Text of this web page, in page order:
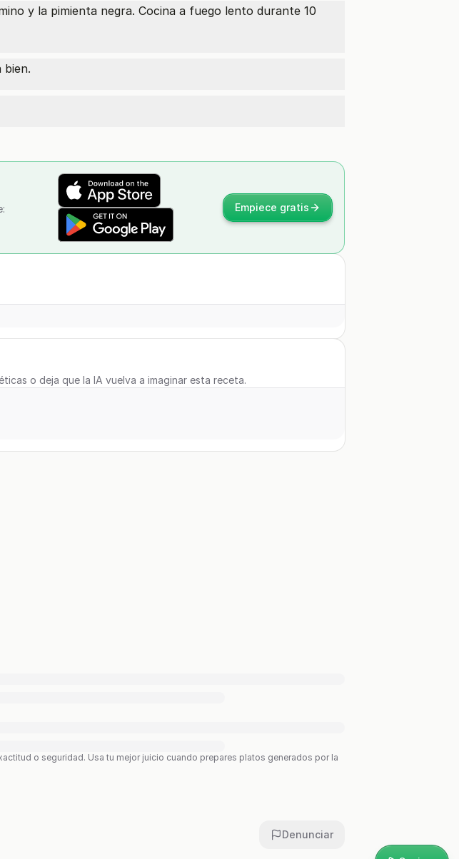
y la pimienta negra. Cocina a fuego lento durante 10
bien.
Empiece gratis
o deja que la IA vuelva a imaginar esta receta.
o seguridad. Usa tu mejor juicio cuando prepares platos generados por la
Denunciar